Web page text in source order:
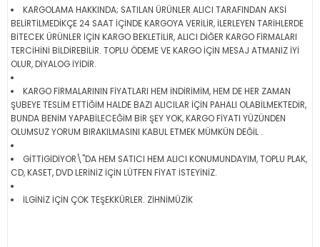
KARGOLAMA HAKKINDA; SATILAN ÜRÜNLER ALICI TARAFINDAN AKSİ
BELİRTİLMEDİKÇE 24 SAAT İÇİNDE KARGOYA VERİLİR, İLERLEYEN TARİHLERDE
BİTECEK ÜRÜNLER İÇİN KARGO BEKLETİLİR, ALICI DİĞER KARGO FİRMALARI
TERCİHİNİ BİLDİREBİLİR. TOPLU ÖDEME VE KARGO İÇİN MESAJ ATMANIZ İYİ
OLUR, DİYALOG İYİDİR.
KARGO FİRMALARININ FİYATLARI HEM İNDİRİMİM, HEM DE HER ZAMAN
ŞUBEYE TESLİM ETTİĞİM HALDE BAZI ALICILAR İÇİN PAHALI OLABİLMEKTEDİR,
BUNDA BENİM YAPABİLECEĞİM BİR ŞEY YOK, KARGO FİYATI YÜZÜNDEN
OLUMSUZ YORUM BIRAKILMASINI KABUL ETMEK MÜMKÜN DEĞİL .
GİTTİGİDİYOR\"DA HEM SATICI HEM ALICI KONUMUNDAYIM, TOPLU PLAK,
CD, KASET, DVD LERİNİZ İÇİN LÜTFEN FİYAT İSTEYİNİZ.
İLGİNİZ İÇİN ÇOK TEŞEKKÜRLER. ZİHNİMÜZİK